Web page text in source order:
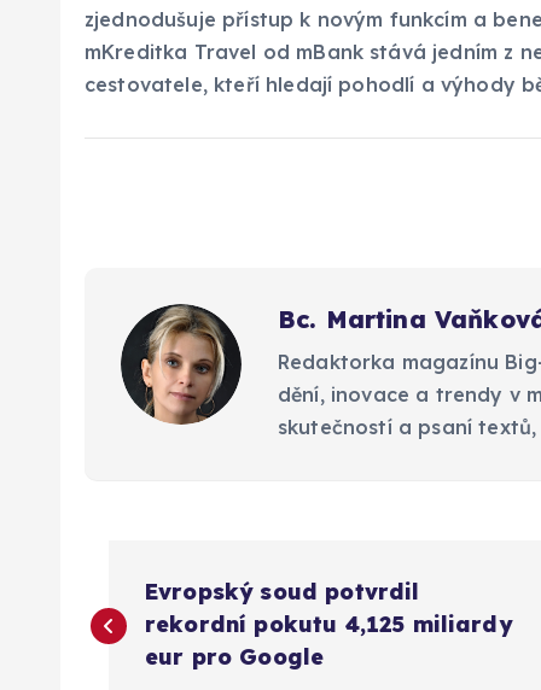
zjednodušuje přístup k novým funkcím a
mKreditka Travel od mBank stává jedním z
cestovatele, kteří hledají pohodlí a výhody
Bc. Martina
Redaktorka magazínu
dění, inovace a trendy v
skutečností a psaní
a
Evropský soud potvrdil
rekordní pokutu 4,125 miliardy
eur pro Google